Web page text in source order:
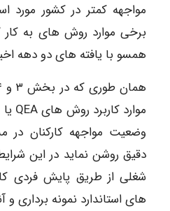
مواجهه کمتر در کشور مورد
برخی موارد روش های به کار
همسو با یافته های دو دهه
وضعیت مواجهه کارکنان در
دقیق روشن نماید در این
شغلی از طریق پایش فردی
های استاندارد نمونه برداری و